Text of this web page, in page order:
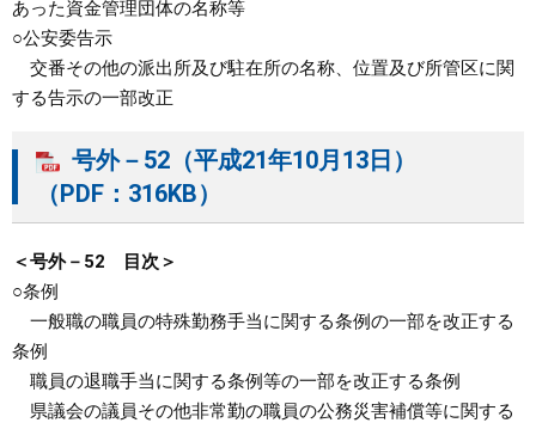
あった資金管理団体の名称等
○公安委告示
交番その他の派出所及び駐在所の名称、位置及び所管区に関
する告示の一部改正
号外－52（平成21年10月13日）
（PDF：316KB）
＜号外－52 目次＞
○条例
一般職の職員の特殊勤務手当に関する条例の一部を改正する
条例
職員の退職手当に関する条例等の一部を改正する条例
県議会の議員その他非常勤の職員の公務災害補償等に関する